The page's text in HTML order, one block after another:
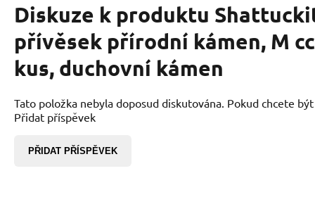
Diskuze k produktu
přívěsek přírodní kámen, M
kus, duchovní kámen
Tato položka nebyla doposud diskutována. Pokud chcete
Přidat příspěvek
PŘIDAT PŘÍSPĚVEK